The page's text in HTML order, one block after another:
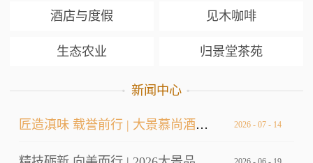
酒店与度假 见木咖啡
生态农业 归景堂茶苑
新闻中心
匠造滇味 载誉前行 | 大景慕尚酒店厨师长荣获双金 2026 - 07 - 14